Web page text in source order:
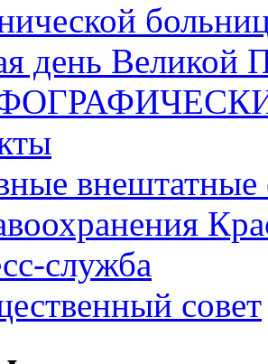
день Великой
внештатные
служба
совет